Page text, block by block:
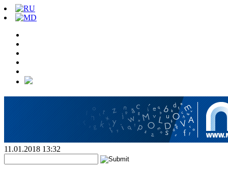
11.01.2018 13:32